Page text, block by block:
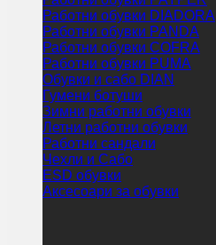
Работни обувки DIADORA
Работни обувки PANDA
Работни обувки COFRA
Работни обувки PUMA
Обувки и сабо DIAN
Гумени ботуши
Зимни работни обувки
Летни работни обувки
Работни сандали
Чехли и Сабо
ESD обувки
Аксесоари за обувки